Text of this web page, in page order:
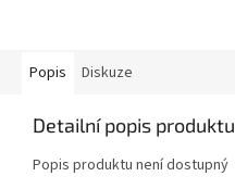
Popis Diskuze
Detailní popis produktu
Popis produktu není dostupný